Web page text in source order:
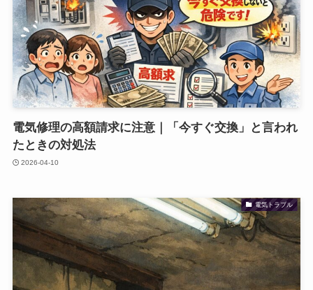
電気修理の高額請求に注意｜「今すぐ交換」と言われ
たときの対処法
2026-04-10
電気トラブル